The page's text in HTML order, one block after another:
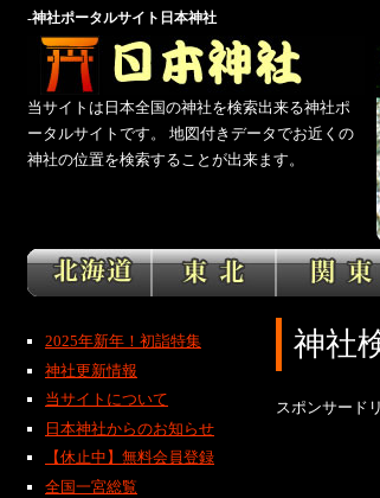
-神社ポータルサイト日本神社
当サイトは日本全国の神社を検索出来る神社ポ
ータルサイトです。 地図付きデータでお近くの
神社の位置を検索することが出来ます。
神社
スポンサード
2025年新年！初詣特集
神社更新情報
当サイトについて
日本神社からのお知らせ
【休止中】無料会員登録
全国一宮総覧